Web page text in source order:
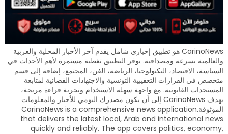
CarinoNews هو تطبيق إخباري شامل يقدم آخر الأخبار المحلية والعربية
والعالمية بسرعة ومصداقية. يوفر التطبيق تغطية مستمرة لأهم الأحداث في
السياسة، الاقتصاد، التكنولوجيا، الرياضة، الفن، المجتمع، إضافة إلى قسم
متخصص في القرارات التعقيبية التونسية والاجتهادات القضائية لمتابعة
المستجدات القانونية. مع واجهة سهلة الاستخدام وتجربة قراءة مريحة،
يهدف CarinoNews إلى أن يكون مصدرك اليومي للأخبار والمعلومات
الموثوقة.CarinoNews is a comprehensive news application
that delivers the latest local, Arab and international news
quickly and reliably. The app covers politics, economy,